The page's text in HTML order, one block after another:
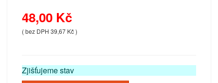
48,00 Kč
( bez DPH 39,67 Kč )
Zjišťujeme stav